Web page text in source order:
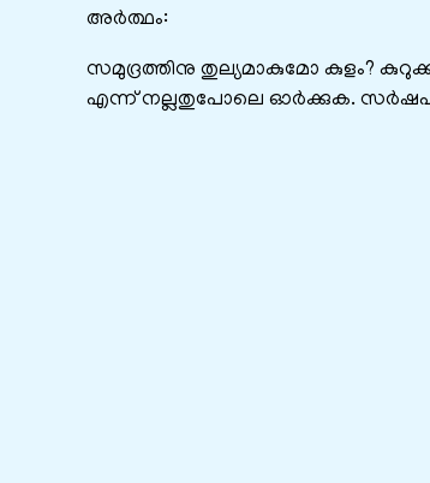
അർത്ഥം:
സമുദ്രത്തിനു തുല്യമാകുമോ കുളം?
എന്ന് നല്ലതുപോലെ ഓർക്കുക.